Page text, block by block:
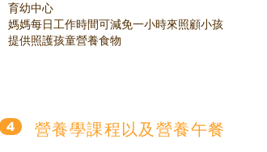
育幼中心
媽媽每日工作時間可減免一小時來照顧小孩
提供照護孩童營養食物
4 營養學課程以及營養午餐